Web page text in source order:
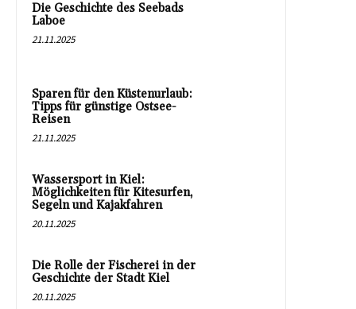
Die Geschichte des Seebads
Laboe
21.11.2025
Sparen für den Küstenurlaub:
Tipps für günstige Ostsee-
Reisen
21.11.2025
Wassersport in Kiel:
Möglichkeiten für Kitesurfen,
Segeln und Kajakfahren
20.11.2025
Die Rolle der Fischerei in der
Geschichte der Stadt Kiel
20.11.2025